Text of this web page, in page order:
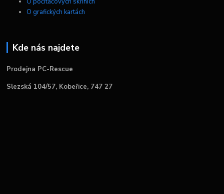
O grafických kartách
Kde nás najdete
Prodejna PC-Rescue
Slezská 104/57, Kobeřice, 747 27